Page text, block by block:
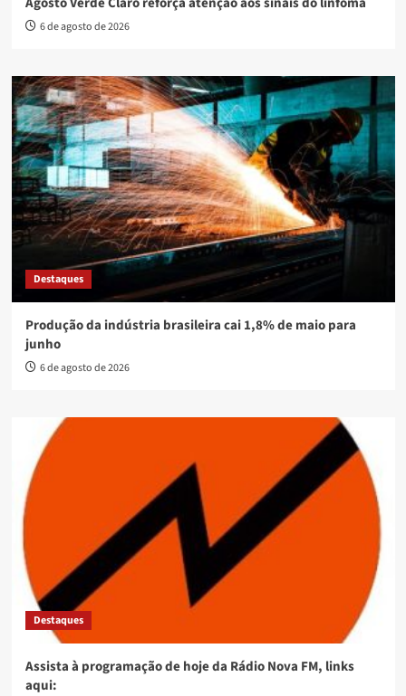
6 de agosto de 2026
Destaques
Produção da indústria brasileira cai 1,8% de maio para
junho
6 de agosto de 2026
Destaques
Assista à programação de hoje da Rádio Nova FM, links
aqui: